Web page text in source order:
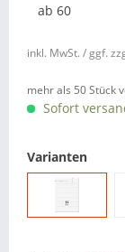
ab 60
inkl. MwSt. / ggf.
mehr als 50 Stück
Sofort
Varianten